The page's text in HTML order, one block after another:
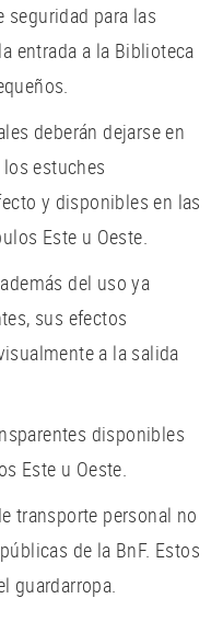
seguridad para las
entrada a la Biblioteca
deberán dejarse en
estuches
y disponibles en las
Este u Oeste.
del uso ya
sus efectos
a la salida
disponibles
Este u Oeste.
transporte personal no
de la BnF. Estos
guardarropa.